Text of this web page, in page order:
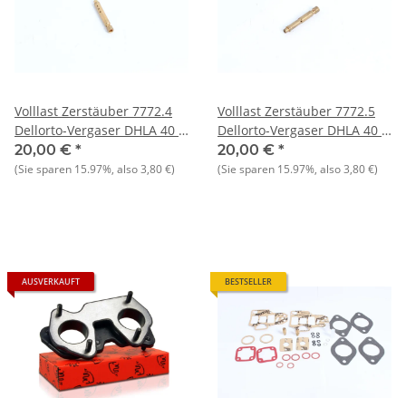
Volllast Zerstäuber 7772.4
Dellorto-Vergaser DHLA 40 -
NEU - Original
20,00 € *
(Sie sparen 15.97%, also3,80 €)
Volllast Zerstäuber 7772.5
Dellorto-Vergaser DHLA 40 -
NEU - Original
20,00 € *
(Sie sparen 15.97%, also3,80 €)
AUSVERKAUFT BESTSELLER